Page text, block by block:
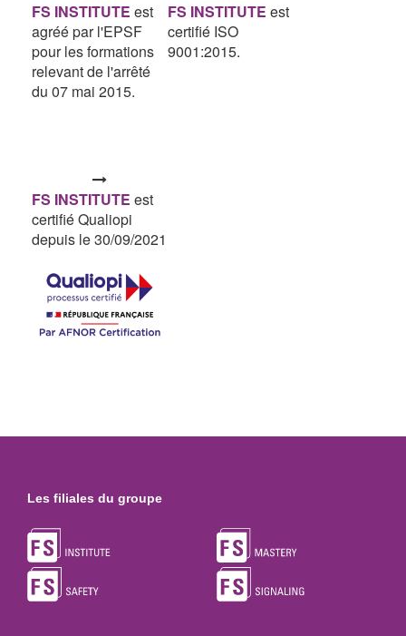
FS INSTITUTE est
agréé par l'EPSF
pour les formations
relevant de l'arrêté
du 07 mai 2015.
FS INSTITUTE est
certifié ISO
9001:2015.
FS INSTITUTE est
certifié Qualiopi
depuis le 30/09/2021
Les filiales du groupe